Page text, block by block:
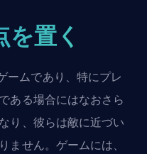
置く
ームであり、特にプレ
ある場合にはなおさら
り、彼らは敵に近づい
ません。ゲームには、